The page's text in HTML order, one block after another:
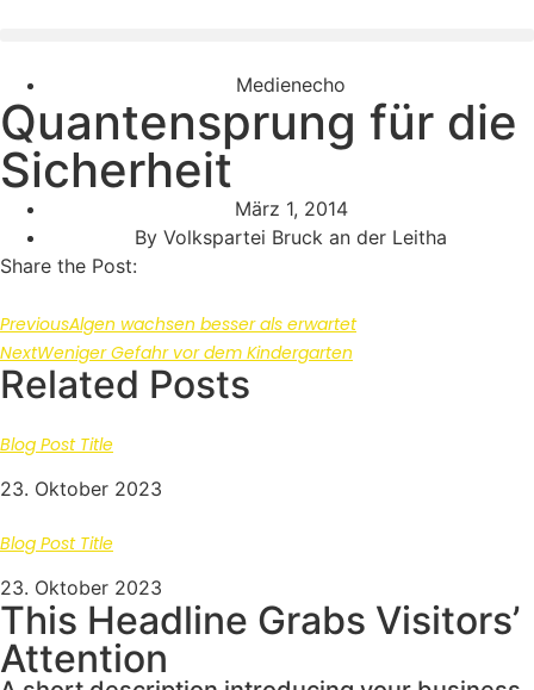
Medienecho
Quantensprung für die
Sicherheit
März 1, 2014
By Volkspartei Bruck an der Leitha
Share the Post:
PreviousAlgen wachsen besser als erwartet
NextWeniger Gefahr vor dem Kindergarten
Related Posts
Blog Post Title
23. Oktober 2023
Blog Post Title
23. Oktober 2023
This Headline Grabs Visitors’
Attention